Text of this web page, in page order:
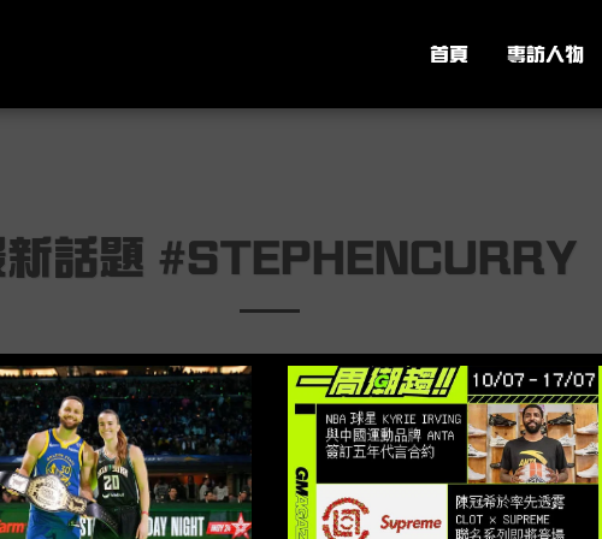
首頁 專訪人物
話題 #STEPHENCURRY